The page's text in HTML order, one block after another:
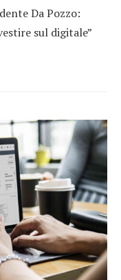
Da Pozzo:
sul digitale”